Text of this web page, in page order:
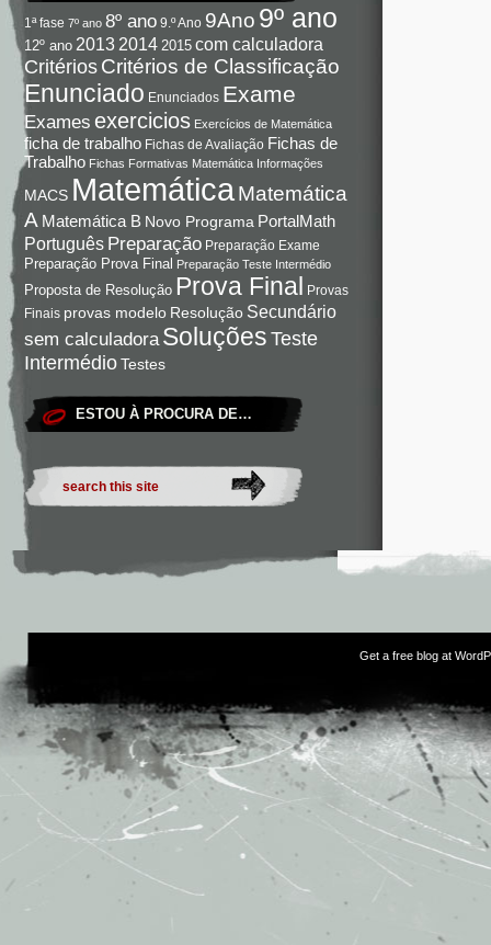
1ª fase 7º ano 8º ano 9.º Ano 9Ano 9º ano
12º ano 2013 2014 2015 com calculadora
Critérios Critérios de Classificação
Enunciado Enunciados Exame
Exames exercicios Exercícios de Matemática
ficha de trabalho Fichas de Avaliação Fichas de
Trabalho Fichas Formativas Matemática Informações
MACS Matemática Matemática
A Matemática B Novo Programa PortalMath
Português Preparação Preparação Exame
Preparação Prova Final Preparação Teste Intermédio
Proposta de Resolução Prova Final Provas
Finais provas modelo Resolução Secundário
sem calculadora Soluções Teste
IntermédioTestes
ESTOU À PROCURA DE…
Get a free blog at